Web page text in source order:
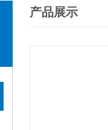
产品展示